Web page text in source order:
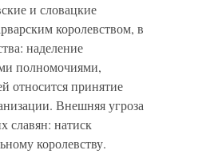
и словацкие
королевством, в
наделение
полномочиями,
относится принятие
Внешняя угроза
славян: натиск
королевству.